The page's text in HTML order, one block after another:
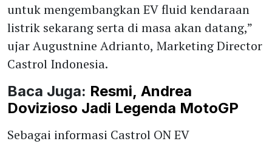
untuk mengembangkan EV fluid kendaraan
listrik sekarang serta di masa akan datang,”
ujar Augustnine Adrianto, Marketing Director
Castrol Indonesia.
Baca Juga: Resmi, Andrea
Dovizioso Jadi Legenda MotoGP
Sebagai informasi Castrol ON EV